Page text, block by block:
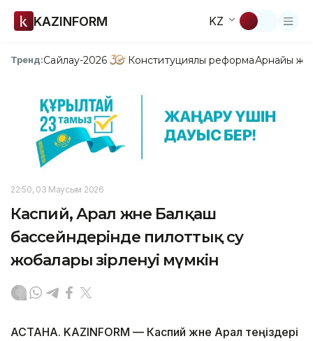
KAZINFORM KZ
Тренд:Сайлау-2026 Конституциялық реформаАрнайы
22:50, 03 Маусым 2026
Каспий, Арал және Балқаш
бассейндерінде пилоттық су
жобалары әзірленуі мүмкін
АСТАНА. KAZINFORM — Каспий және Арал теңіздері